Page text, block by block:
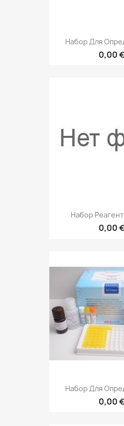
Набор Для
0,00 €
Набор
0,00 €
Набор Для
0,00 €